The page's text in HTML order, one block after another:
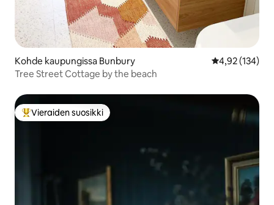
Kohde kaupungissa Bunbury
4,92 (134)
Tree Street Cottage by the beach
Vieraiden suosikkien parhaimmistoa
Vieraiden suosikki